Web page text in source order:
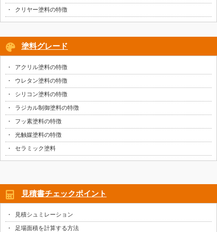
クリヤー塗料の特徴
塗料グレード
アクリル塗料の特徴
ウレタン塗料の特徴
シリコン塗料の特徴
ラジカル制御塗料の特徴
フッ素塗料の特徴
光触媒塗料の特徴
セラミック塗料
見積書チェックポイント
見積シュミレーション
足場面積を計算する方法